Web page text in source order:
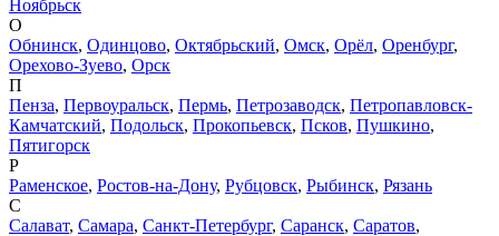
Ноябрьск
О
Обнинск, Одинцово, Октябрьский, Омск, Орёл, Оренбург,
Орехово-Зуево, Орск
П
Пенза, Первоуральск, Пермь, Петрозаводск, Петропавловск-
Камчатский, Подольск, Прокопьевск, Псков, Пушкино,
Пятигорск
Р
Раменское, Ростов-на-Дону, Рубцовск, Рыбинск, Рязань
С
Салават, Самара, Санкт-Петербург, Саранск, Саратов,